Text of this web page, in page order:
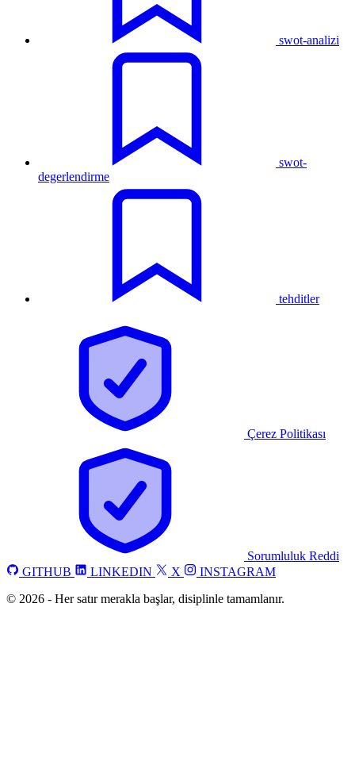
swot-analizi
swot-
degerlendirme
tehditler
Çerez Politikası
Sorumluluk Reddi
GITHUB
LINKEDIN X
INSTAGRAM
© 2026 - Her satır merakla başlar, disiplinle tamamlanır.